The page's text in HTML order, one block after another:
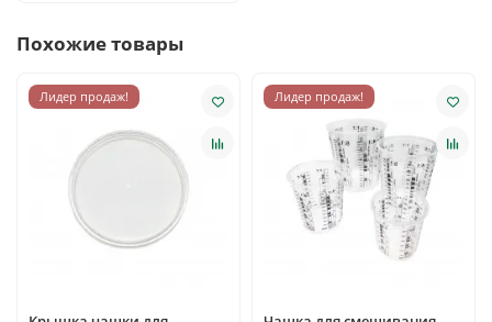
Похожие товары
Лидер продаж! Лидер продаж!